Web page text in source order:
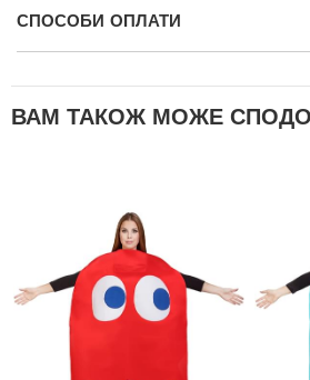
СПОСОБИ ОПЛАТИ
ВАМ ТАКОЖ МОЖЕ